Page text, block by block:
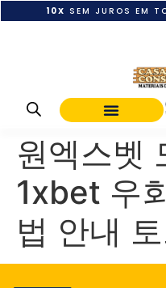
10X SEM JUROS EM
원엑스벳
1xbet 우
법 안내